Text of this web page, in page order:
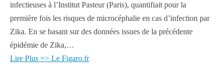
infectieuses à l’Institut Pasteur (Paris), quantifiait pour la
première fois les risques de microcéphalie en cas d’infection par
Zika. En se basant sur des données issues de la précédente
épidémie de Zika,…
Lire Plus => Le Figaro.fr